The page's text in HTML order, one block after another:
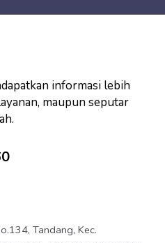
informasi lebih
maupun seputar
Tandang, Kec.